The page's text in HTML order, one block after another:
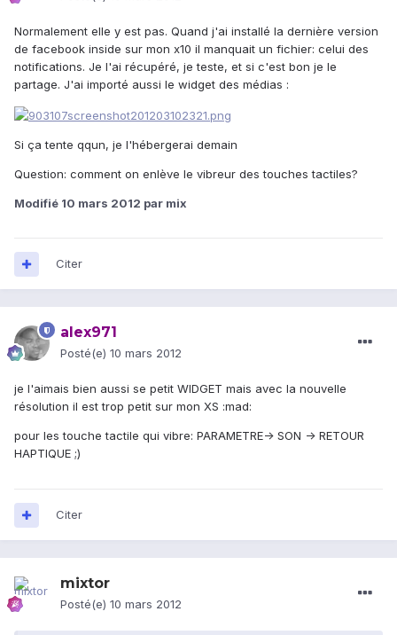
Normalement elle y est pas. Quand j'ai installé la dernière version
de facebook inside sur mon x10 il manquait un fichier: celui des
notifications. Je l'ai récupéré, je teste, et si c'est bon je le
partage. J'ai importé aussi le widget des médias :
Si ça tente qqun, je l'hébergerai demain
Question: comment on enlève le vibreur des touches tactiles?
Modifié 10 mars 2012 par mix
Citer
alex971
Posté(e) 10 mars 2012
je l'aimais bien aussi se petit WIDGET mais avec la nouvelle
résolution il est trop petit sur mon XS :mad:
pour les touche tactile qui vibre: PARAMETRE-> SON -> RETOUR
HAPTIQUE ;)
Citer
mixtor
Posté(e) 10 mars 2012